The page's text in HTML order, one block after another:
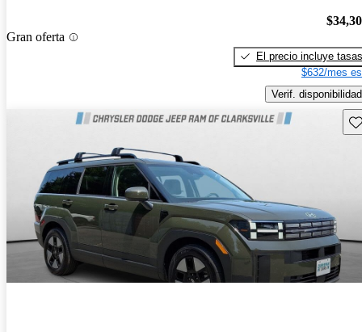
Gran oferta
El precio incluye tasas
$632/mes
Verif. disponibilidad